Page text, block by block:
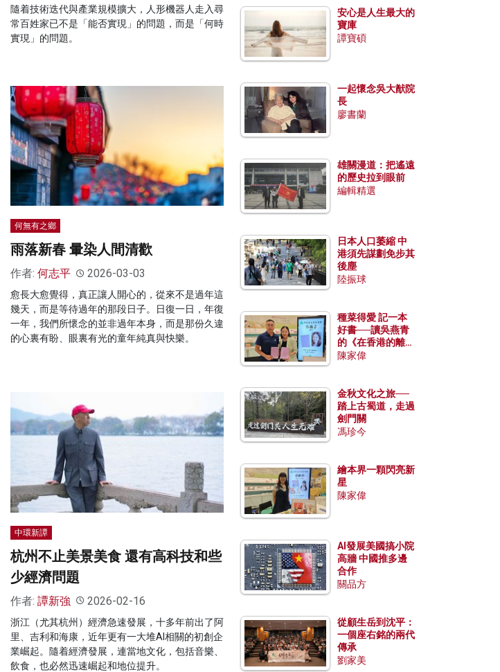
隨着技術迭代與產業規模擴大，人形機器人走入尋
常百姓家已不是「能否實現」的問題，而是「何時
實現」的問題。
何無有之鄉
雨落新春 暈染人間清歡
作者: 何志平 2026-03-03
愈長大愈覺得，真正讓人開心的，從來不是過年這
幾天，而是等待過年的那段日子。日復一日，年復
一年，我們所懷念的並非過年本身，而是那份久違
的心裏有盼、眼裏有光的童年純真與快樂。
中環新譚
杭州不止美景美食 還有高科技和些
少經濟問題
作者: 譚新強 2026-02-16
浙江（尤其杭州）經濟急速發展，十多年前出了阿
里、吉利和海康，近年更有一大堆AI相關的初創企
業崛起。隨着經濟發展，連當地文化，包括音樂、
飲食，也必然迅速崛起和地位提升。
安心是人生最大的
寶庫
譚寶碩
一起懷念吳大猷院
長
廖書蘭
雄關漫道：把遙遠
的歷史拉到眼前
編輯精選
日本人口萎縮 中
港須先謀劃免步其
後塵
陸振球
種菜得愛 記一本
好書──讀吳燕青
的《在香港的離島
種菜》
陳家偉
金秋文化之旅──
踏上古蜀道，走過
劍門關
馮珍今
繪本界一顆閃亮新
星
陳家偉
AI發展美國搞小院
高牆 中國推多邊
合作
關品方
從顧生岳到沈平：
一個座右銘的兩代
傳承
劉家美